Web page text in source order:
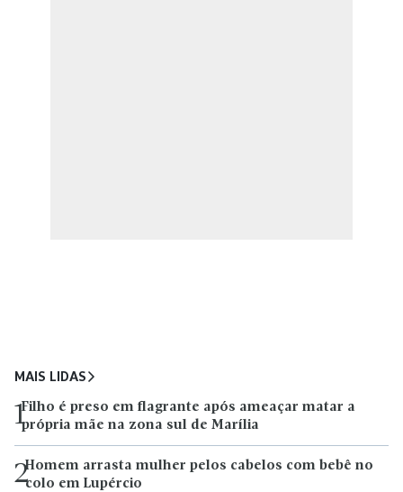
MAIS LIDAS
1Filho é preso em flagrante após ameaçar matar a
própria mãe na zona sul de Marília
2Homem arrasta mulher pelos cabelos com bebê no
colo em Lupércio